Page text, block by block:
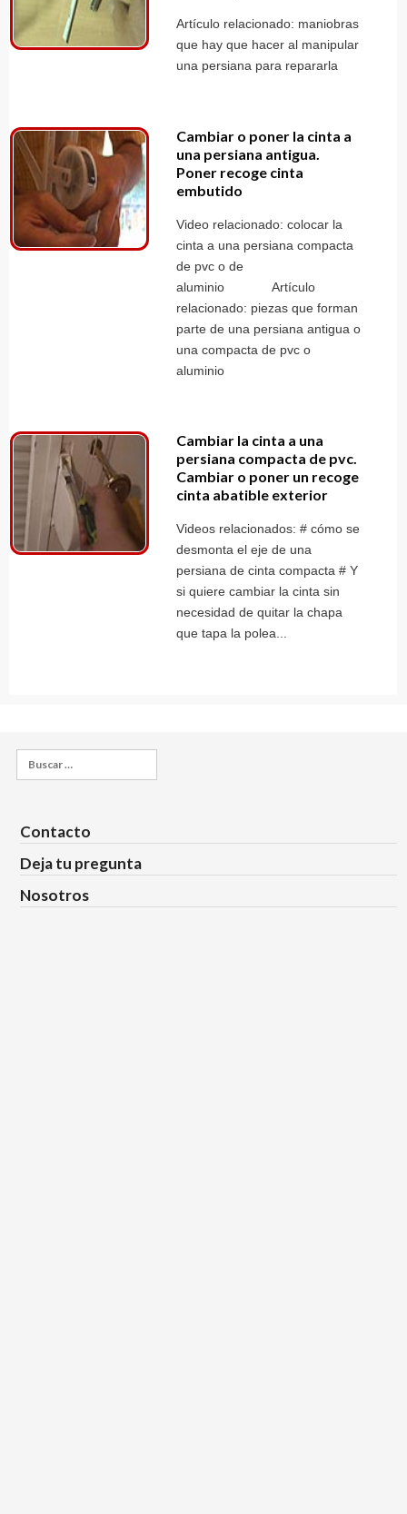
Artículo relacionado: maniobras
que hay que hacer al manipular
una persiana para repararla
Cambiar o poner la cinta a
una persiana antigua.
Poner recoge cinta
embutido
Video relacionado: colocar la
cinta a una persiana compacta
de pvc o de
aluminio Artículo
relacionado: piezas que forman
parte de una persiana antigua o
una compacta de pvc o
aluminio
Cambiar la cinta a una
persiana compacta de pvc.
Cambiar o poner un recoge
cinta abatible exterior
Videos relacionados: # cómo se
desmonta el eje de una
persiana de cinta compacta # Y
si quiere cambiar la cinta sin
necesidad de quitar la chapa
que tapa la polea...
Buscar:
Contacto
Deja tu pregunta
Nosotros